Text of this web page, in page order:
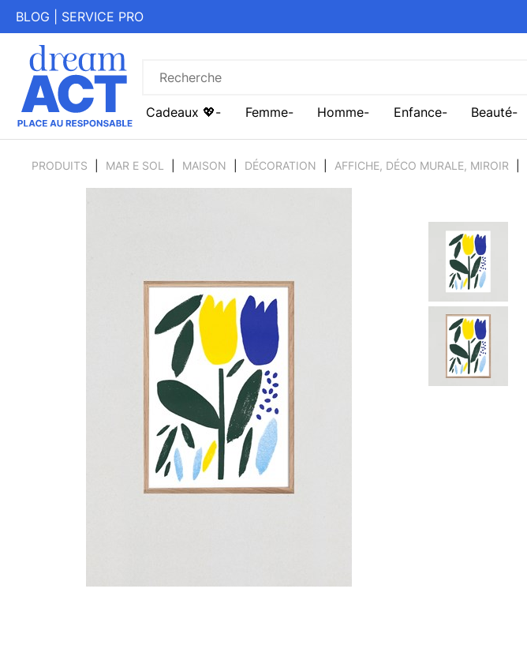
BLOG SERVICE PRO
Cadeaux 💖 Femme Homme Enfance Beauté
PRODUITS MAR E SOL MAISON DÉCORATION AFFICHE, DÉCO MURALE, MIROIR